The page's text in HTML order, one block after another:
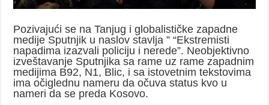
Pozivajući se na Tanjug i globalističke zapadne
medije Sputnjik u naslov stavlja ” “Ekstremisti
napadima izazvali policiju i nerede”. Neobjektivno
izveštavanje Sputnjika sa rame uz rame zapadnim
medijima B92, N1, Blic, i sa istovetnim tekstovima
ima očiglednu nameru da očuva status kvo u
nameri da se preda Kosovo.